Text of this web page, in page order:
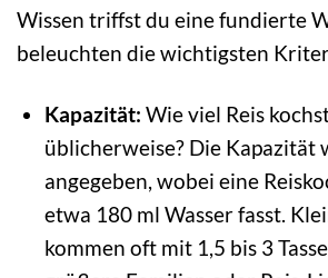
Wissen triffst du eine fundierte
beleuchten die wichtigsten
Kapazität: Wie viel Reis
üblicherweise? Die Kapazität
angegeben, wobei eine
etwa 180 ml Wasser fasst.
kommen oft mit 1,5 bis 3